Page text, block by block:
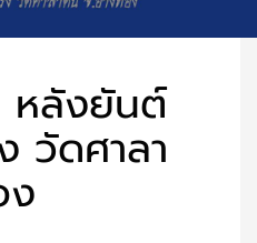
หลังยันต์
วัดศาลา